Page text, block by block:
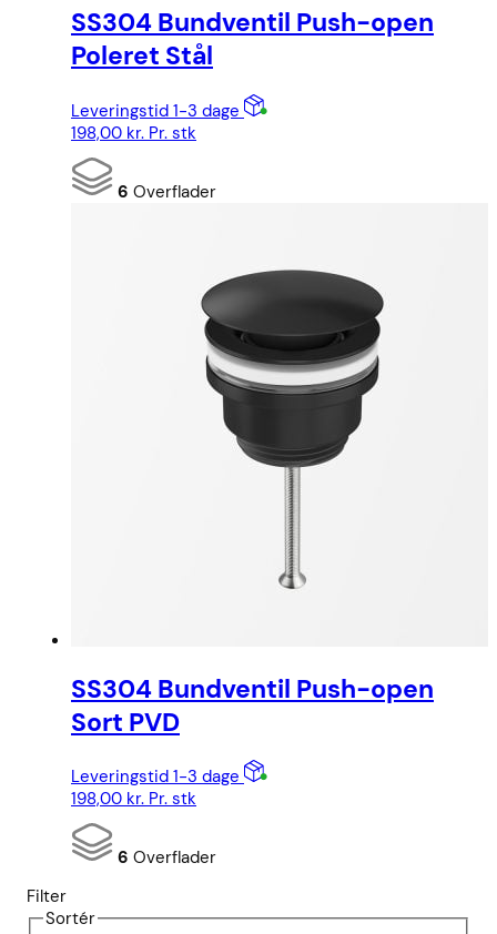
SS304 Bundventil Push-open
Poleret Stål
Leveringstid 1-3 dage
198,00 kr. Pr. stk
6 Overflader
SS304 Bundventil Push-open
Sort PVD
Leveringstid 1-3 dage
198,00 kr. Pr. stk
6 Overflader
Filter
Sortér